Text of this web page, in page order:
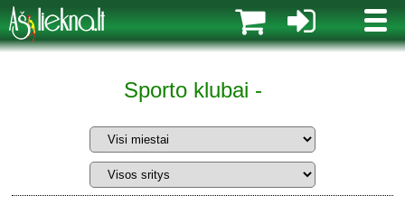
MENIU
Sporto klubai -